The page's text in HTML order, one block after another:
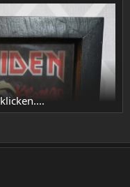
comments/12jn7x
?